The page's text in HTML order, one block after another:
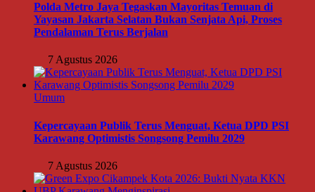
Polda Metro Jaya Tegaskan Mayoritas Temuan di
Yayasan Jakarta Selatan Bukan Senjata Api, Proses
Pendalaman Terus Berjalan
7 Agustus 2026
Umum
Kepercayaan Publik Terus Menguat, Ketua DPD PSI
Karawang Optimistis Songsong Pemilu 2029
7 Agustus 2026